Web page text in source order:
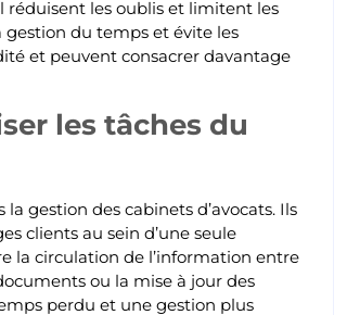
réduisent les oublis et limitent les
du temps et évite les
et peuvent consacrer davantage
les tâches du
gestion des cabinets d’avocats. Ils
clients au sein d’une seule
la circulation de l’information entre
ou la mise à jour des
perdu et une gestion plus